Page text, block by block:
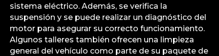
sistema eléctrico. Además, se verifica la
suspensión y se puede realizar un diagnóstico del
motor para asegurar su correcto funcionamiento.
Algunos talleres también ofrecen una limpieza
general del vehículo como parte de su paquete de